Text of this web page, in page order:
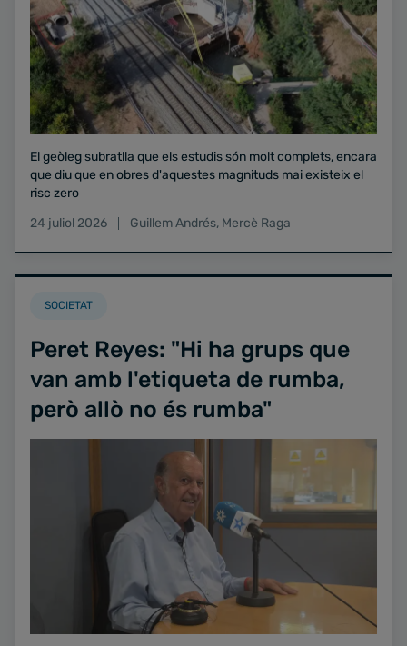
El geòleg subratlla que els estudis són molt complets, encara
que diu que en obres d'aquestes magnituds mai existeix el
risc zero
24 juliol 2026
Guillem Andrés, Mercè Raga
SOCIETAT
Peret Reyes: "Hi ha grups que
van amb l'etiqueta de rumba,
però allò no és rumba"